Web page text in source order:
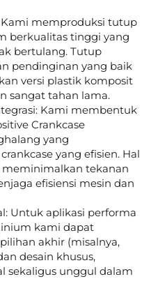
Kami memproduksi tutup
berkualitas tinggi yang
bertulang. Tutup
pendinginan yang baik
versi plastik komposit
sangat tahan lama.
Kami membentuk
Crankcase
yang
yang efisien. Hal
tekanan
efisiensi mesin dan
Untuk aplikasi performa
kami dapat
akhir (misalnya,
desain khusus,
sekaligus unggul dalam